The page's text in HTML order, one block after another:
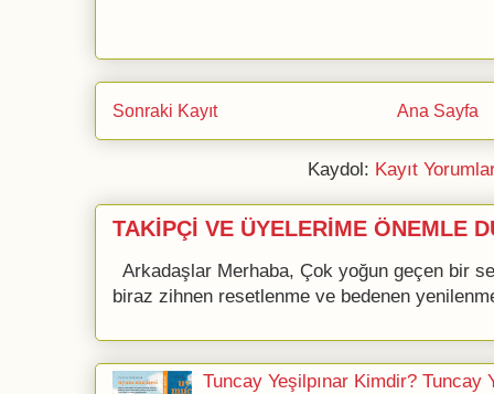
Sonraki Kayıt Ana Sayfa
Kaydol: Kayıt
TAKİPÇİ VE ÜYELERİME ÖNEMLE
Arkadaşlar Merhaba, Çok yoğun geçen bir
biraz zihnen resetlenme ve bedenen
Tuncay Yeşilpınar Kimdir? Tuncay